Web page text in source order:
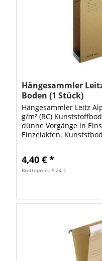
Hängesammler
Boden (1 Stück)
Hängesammler Leitz
g/m² (RC)
dünne Vorgänge in
Einzelakten.
4,40 € *
Bruttopreis: 5,24 €